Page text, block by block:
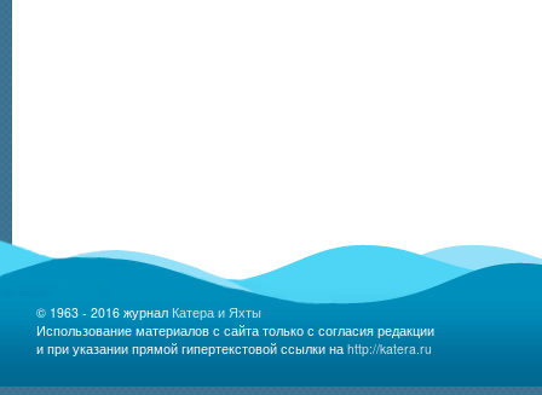
© 1963 - 2016 журнал Катера и Яхты
Использование материалов с сайта только с согласия редакции
и при указании прямой гипертекстовой ссылки наhttp://katera.ru